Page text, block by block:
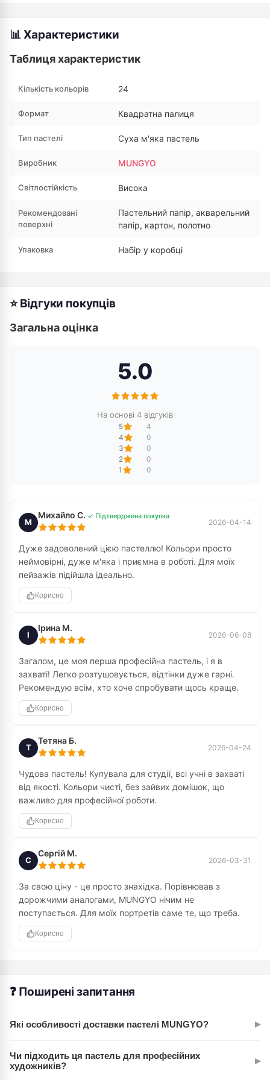
📊 Характеристики
Таблиця характеристик
Кількість кольорів 24
Формат Квадратна палиця
Тип пастелі Суха м'яка пастель
Виробник MUNGYO
Світлостійкість Висока
Рекомендовані
поверхні
Пастельний папір, акварельний
папір, картон, полотно
Упаковка Набір у коробці
⭐ Відгуки покупців
Загальна оцінка
5.0
На основі 4 відгуків
5
4
4
0
3
0
2
0
1
0
М
Михайло С. ✓ Підтверджена покупка
2026-04-14
Дуже задоволений цією пастеллю! Кольори просто
неймовірні, дуже м'яка і приємна в роботі. Для моїх
пейзажів підійшла ідеально.
Корисно
І
Ірина М.
2026-06-08
Загалом, це моя перша професійна пастель, і я в
захваті! Легко розтушовується, відтінки дуже гарні.
Рекомендую всім, хто хоче спробувати щось краще.
Корисно
Т
Тетяна Б.
2026-04-24
Чудова пастель! Купувала для студії, всі учні в захваті
від якості. Кольори чисті, без зайвих домішок, що
важливо для професійної роботи.
Корисно
С
Сергій М.
2026-03-31
За свою ціну - це просто знахідка. Порівнював з
дорожчими аналогами, MUNGYO нічим не
поступається. Для моїх портретів саме те, що треба.
Корисно
❓ Поширені запитання
Які особливості доставки пастелі MUNGYO? ▸
Україні. Замовлення, оформлені до 15:00, відправляються в
Чи підходить ця пастель для професійних
художників?
▸